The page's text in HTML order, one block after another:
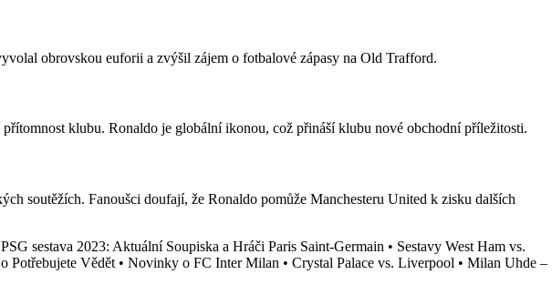
obrovskou euforii a zvýšil zájem o fotbalové zápasy na Old Trafford.
klubu. Ronaldo je globální ikonou, což přináší klubu nové obchodní příležitosti.
soutěžích. Fanoušci doufají, že Ronaldo pomůže Manchesteru United k zisku dalších
PSG sestava 2023: Aktuální Soupiska a Hráči Paris Saint-Germain • Sestavy West Ham vs.
Potřebujete Vědět • Novinky o FC Inter Milan • Crystal Palace vs. Liverpool • Milan Uhde –